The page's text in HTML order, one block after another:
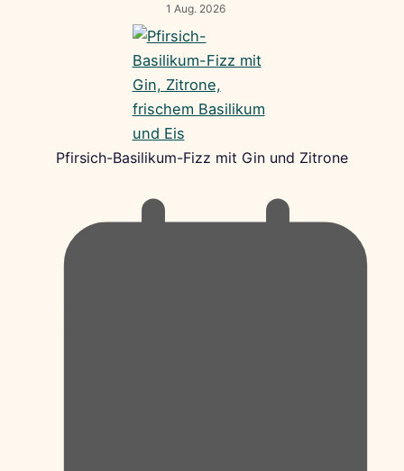
1 Aug. 2026
Pfirsich-Basilikum-Fizz mit Gin und Zitrone